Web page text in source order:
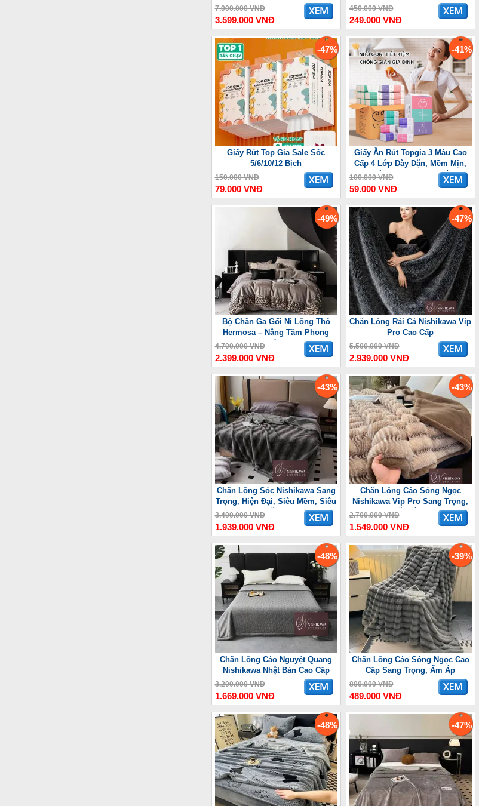
Thượng Lưu
7.000.000 VNĐ
3.599.000 VNĐ
450.000 VNĐ
249.000 VNĐ
-47%
Giấy Rút Top Gia Sale Sốc
5/6/10/12 Bịch
150.000 VNĐ
79.000 VNĐ
-41%
Giấy Ăn Rút Topgia 3 Màu Cao
Cấp 4 Lớp Dày Dặn, Mềm Mịn,
Thùng 10/16/36/46 Gói
100.000 VNĐ
59.000 VNĐ
-49%
Bộ Chăn Ga Gối Nỉ Lông Thỏ
Hermosa – Nâng Tầm Phong
Cách
4.700.000 VNĐ
2.399.000 VNĐ
-47%
Chăn Lông Rái Cá Nishikawa Vip
Pro Cao Cấp
5.500.000 VNĐ
2.939.000 VNĐ
-43%
Chăn Lông Sóc Nishikawa Sang
Trọng, Hiện Đại, Siêu Mềm, Siêu
Ấm
3.400.000 VNĐ
1.939.000 VNĐ
-43%
Chăn Lông Cáo Sóng Ngọc
Nishikawa Vip Pro Sang Trọng,
Ấm Áp
2.700.000 VNĐ
1.549.000 VNĐ
-48%
Chăn Lông Cáo Nguyệt Quang
Nishikawa Nhật Bản Cao Cấp
3.200.000 VNĐ
1.669.000 VNĐ
-39%
Chăn Lông Cáo Sóng Ngọc Cao
Cấp Sang Trọng, Ấm Áp
800.000 VNĐ
489.000 VNĐ
-48% -47%